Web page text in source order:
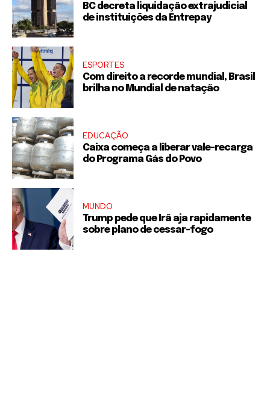
BC decreta liquidação extrajudicial
de instituições da Entrepay
ESPORTES
Com direito a recorde mundial, Brasil
brilha no Mundial de natação
EDUCAÇÃO
Caixa começa a liberar vale-recarga
do Programa Gás do Povo
MUNDO
Trump pede que Irã aja rapidamente
sobre plano de cessar-fogo